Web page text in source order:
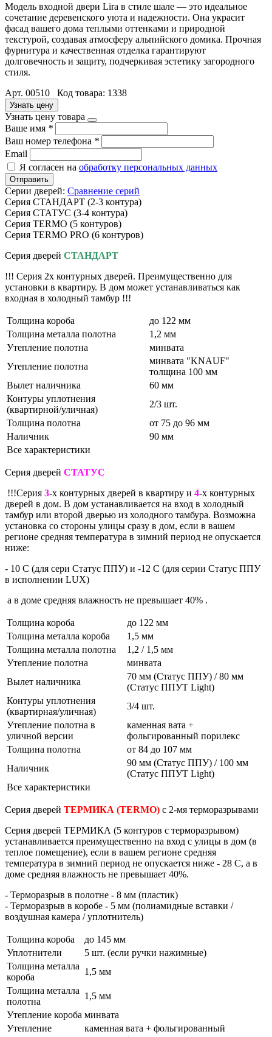
Модель входной двери Lira в стиле шале — это идеальное
сочетание деревенского уюта и надежности. Она украсит
фасад вашего дома теплыми оттенками и природной
текстурой, создавая атмосферу альпийского домика. Прочная
фурнитура и качественная отделка гарантируют
долговечность и защиту, подчеркивая эстетику загородного
стиля.
Арт. 00510 Код товара: 1338
Узнать цену
Узнать цену товара
Ваше имя *
Ваш номер телефона *
Email
Я согласен на обработку персональных данных
Отправить
Серии дверей: Сравнение серий
Серия СТАНДАРТ (2-3 контура)
Серия СТАТУС (3-4 контура)
Серия TERMO (5 контуров)
Серия TERMO PRO (6 контуров)
Серия дверей СТАНДАРТ
!!! Серия 2х контурных дверей. Преимущественно для
установки в квартиру. В дом может устанавливаться как
входная в холодный тамбур !!!
Толщина короба
до 122 мм
Толщина металла полотна
1,2 мм
Утепление полотна
минвата
Утепление полотна
минвата "KNAUF"
толщина 100 мм
Вылет наличника
60 мм
Контуры уплотнения
(квартирной/уличная)
2/3 шт.
Толщина полотна
от 75 до 96 мм
Наличник
90 мм
Все характеристики
Серия дверей СТАТУС
!!!Серия 3-х контурных дверей в квартиру и 4-х контурных
дверей в дом. В дом устанавливается на вход в холодный
тамбур или второй дверью из холодного тамбура. Возможна
установка со стороны улицы сразу в дом, если в вашем
регионе средняя температура в зимний период не опускается
ниже:
- 10 С (для сери Статус ППУ) и -12 С (для серии Статус ППУ
в исполнении LUX)
а в доме средняя влажность не превышает 40% .
Толщина короба
до 122 мм
Толщина металла короба
1,5 мм
Толщина металла полотна
1,2 / 1,5 мм
Утепление полотна
минвата
Вылет наличника
70 мм (Статус ППУ) / 80 мм
(Статус ППУТ Light)
Контуры уплотнения
(квартирная/уличная)
3/4 шт.
Утепление полотна в
уличной версии
каменная вата +
фольгированный порилекс
Толщина полотна
от 84 до 107 мм
Наличник
90 мм (Статус ППУ) / 100 мм
(Статус ППУТ Light)
Все характеристики
Серия дверей ТЕРМИКА (TERMO) с 2-мя терморазрывами
Серия дверей ТЕРМИКА (5 контуров с терморазрывом)
устанавливается преимущественно на вход с улицы в дом (в
теплое помещение), если в вашем регионе средняя
температура в зимний период не опускается ниже - 28 С, а в
доме средняя влажность не превышает 40%.
- Терморазрыв в полотне - 8 мм (пластик)
- Терморазрыв в коробе - 5 мм (полиамидные вставки /
воздушная камера / уплотнитель)
Толщина короба
до 145 мм
Уплотнители
5 шт. (если ручки нажимные)
Толщина металла
короба
1,5 мм
Толщина металла
полотна
1,5 мм
Утепление короба минвата
Утепление
каменная вата + фольгированный